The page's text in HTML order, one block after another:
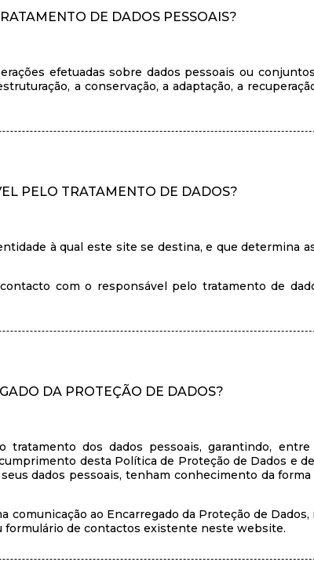
DE DADOS PESSOAIS?
efetuadas sobre dados pessoais ou
a conservação, a adaptação, a
PELO TRATAMENTO DE DADOS?
à qual este site se destina, e que determina
com o responsável pelo tratamento de
DA PROTEÇÃO DE DADOS?
dos dados pessoais, garantindo,
desta Política de Proteção de Dados e
dados pessoais, tenham conhecimento da
ao Encarregado da Proteção de
formulário de contactos existente neste website.